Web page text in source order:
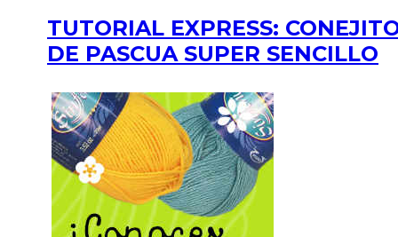
TUTORIAL EXPRESS:
DE PASCUA SUPER SENCILLO